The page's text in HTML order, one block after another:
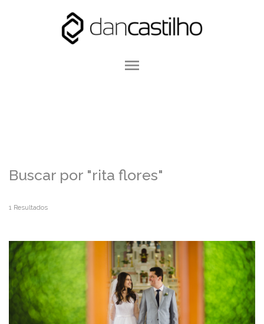
menu
Buscar por "rita flores"
1 Resultados